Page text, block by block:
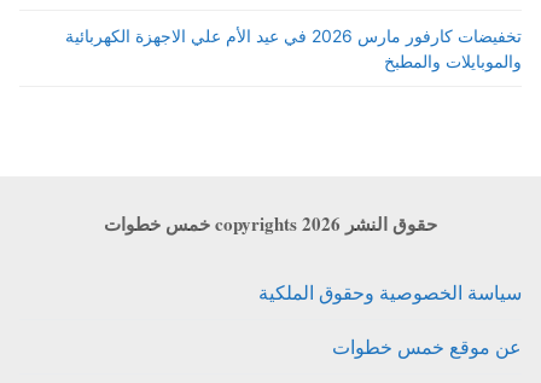
تخفيضات كارفور مارس 2026 في عيد الأم علي الاجهزة الكهربائية
والموبايلات والمطبخ
حقوق النشر copyrights 2026 خمس خطوات
سياسة الخصوصية وحقوق الملكية
عن موقع خمس خطوات